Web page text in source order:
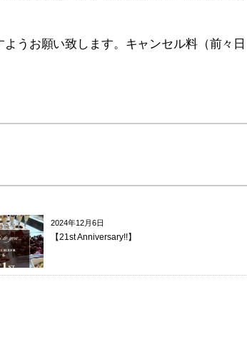
うお願い致します。キャンセル料（前々日
2024年12月6日
【21st Anniversary!!】